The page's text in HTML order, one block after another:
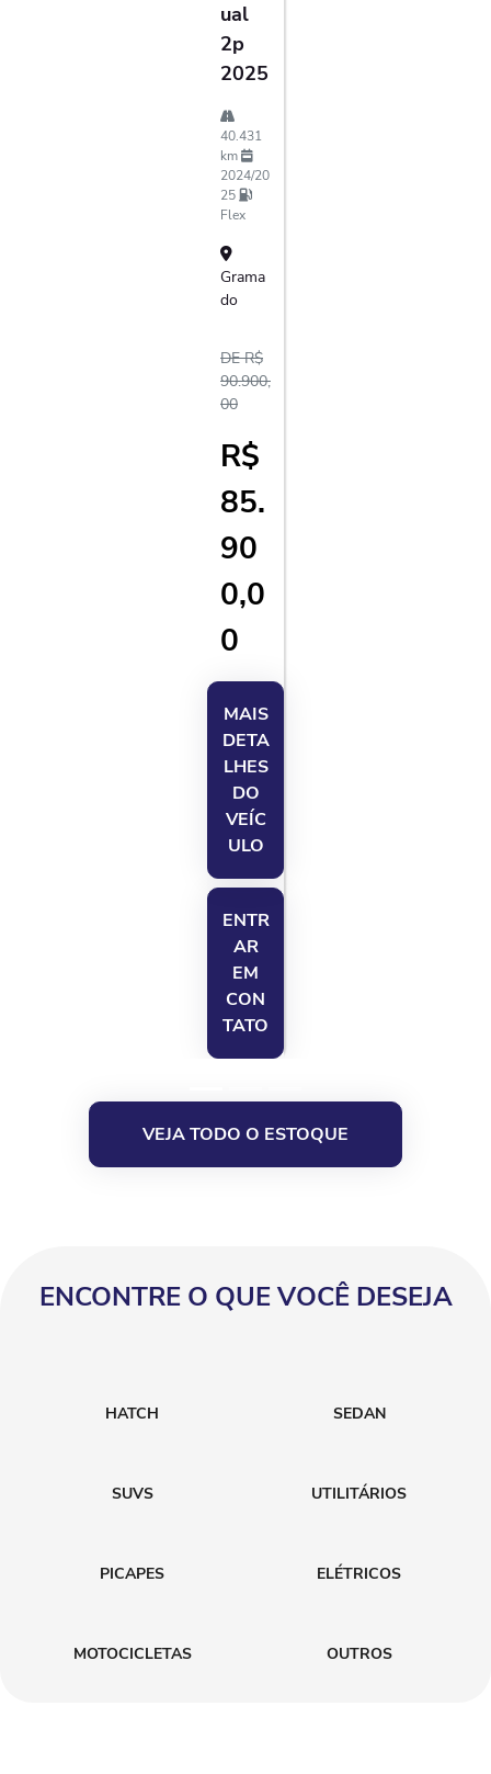
Ual
2p
2025
40.431
km
2024/20
25
Flex
Grama
Do
DE R$
90.900,
00
R$
85.
90
0,0
0
MAIS
DETA
LHES
DO
VEÍC
ULO
ENTR
AR
EM
CON
TATO
VEJA TODO O ESTOQUE
ENCONTRE O QUE VOCÊ DESEJA
HATCH SEDAN
SUVS UTILITÁRIOS
PICAPES ELÉTRICOS
MOTOCICLETAS OUTROS